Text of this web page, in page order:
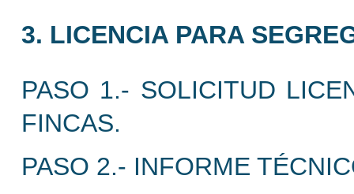
3. LICENCIA PARA
PASO 1.- SOLICITUD
FINCAS.
PASO 2.- INFORME